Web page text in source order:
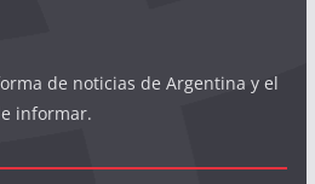
de noticias de Argentina y el
informar.